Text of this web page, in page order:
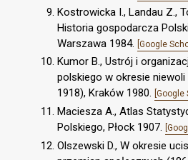
Kostrowicka I., Landau Z.,
Historia gospodarcza
Warszawa 1984.
[Google
Kumor B., Ustrój i
polskiego w okresie
1918), Kraków 1980. [Google
Maciesza A., Atlas
Polskiego, Płock 1907.
Olszewski D., W okresie